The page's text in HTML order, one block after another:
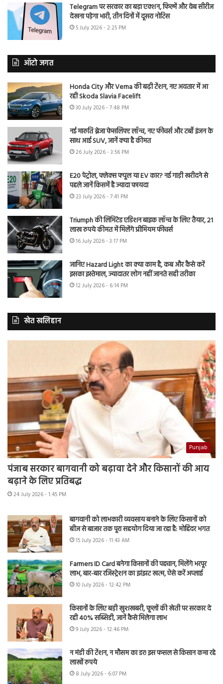
Telegram पर सरकार का बड़ा एक्शन, फिल्में और वेब सीरीज
देखना पड़ेगा भारी, तीन दिनों में दूसरा नोटिस
5 July 2026 - 2:25 PM
ऑटो जगत
Honda City और Verna की बढ़ी टेंशन, नए अवतार में आ
रही Skoda Slavia Facelift
30 July 2026 - 7:48 PM
नई मारुति ब्रेजा फेसलिफ्ट लॉन्च, नए फीचर्स और टर्बो इंजन के
साथ आई SUV, जानें क्या है कीमत
26 July 2026 - 3:56 PM
E20 पेट्रोल, फ्लेक्स फ्यूल या EV कार? नई गाड़ी खरीदने से
पहले जानें किसमें है ज्यादा फायदा
23 July 2026 - 7:41 PM
Triumph की लिमिटेड एडिशन बाइक लॉन्च के लिए तैयार, 21
लाख रुपये कीमत में मिलेंगे प्रीमियम फीचर्स
16 July 2026 - 3:17 PM
जानिए Hazard Light का क्या काम है, कब और कैसे करें
इसका इस्तेमाल, ज्यादातर लोग नहीं जानते सही तरीका
12 July 2026 - 6:14 PM
खेत खलिहान
Punjab
पंजाब सरकार बागवानी को बढ़ावा देने और किसानों की आय
बढ़ाने के लिए प्रतिबद्ध
24 July 2026 - 1:45 PM
बागवानी को लाभकारी व्यवसाय बनाने के लिए किसानों को
बीज से बाजार तक पूरा सहयोग दिया जा रहा है: मोहिंदर भगत
15 July 2026 - 11:43 AM
Farmers ID Card बनेगा किसानों की पहचान, मिलेंगे भरपूर
लाभ, बार-बार रजिस्ट्रेशन का झंझट खत्म, ऐसे करें अप्लाई
10 July 2026 - 12:42 PM
किसानों के लिए बड़ी खुशखबरी, फूलों की खेती पर सरकार दे
रही 40% सब्सिडी, जानें कैसे मिलेगा लाभ
9 July 2026 - 12:46 PM
न मंडी की टेंशन, न मौसम का डर! इस फसल से किसान कमा रहे
लाखों रुपये
8 July 2026 - 6:07 PM